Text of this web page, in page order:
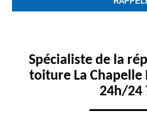
Spécialiste de la
toiture La Chapelle
24h/24